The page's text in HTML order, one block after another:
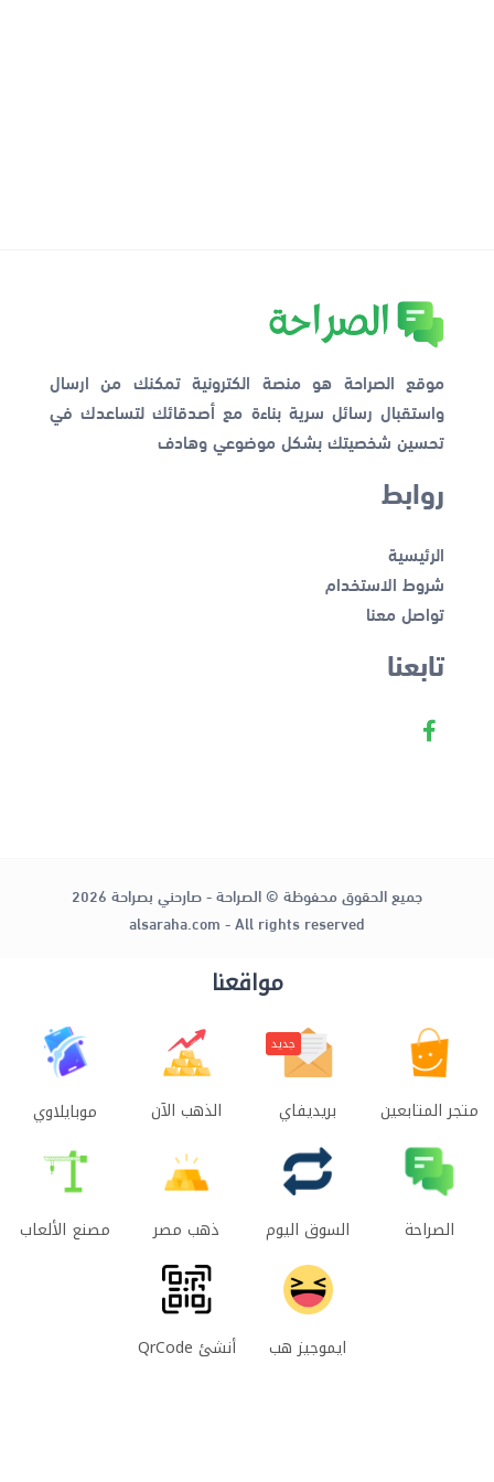
موقع الصراحة هو منصة الكترونية تمكنك من ارسال
واستقبال رسائل سرية بناءة مع أصدقائك لتساعدك في
تحسين شخصيتك بشكل موضوعي وهادف
روابط
الرئيسية
شروط الاستخدام
تواصل معنا
تابعنا
جميع الحقوق محفوظة © الصراحة - صارحني بصراحة 2026
alsaraha.com - All rights reserved